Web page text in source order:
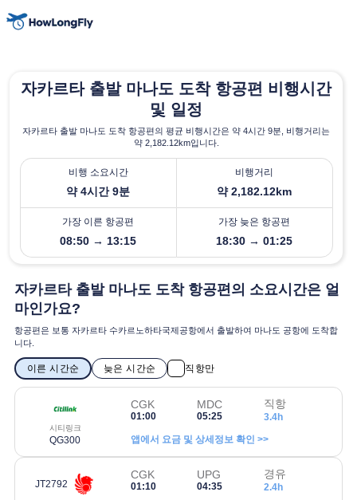
자카르타 출발 마나도 도착 항공편 비행시간
및 일정
자카르타 출발 마나도 도착 항공편의 평균 비행시간은 약 4시간 9분, 비행거리는
약 2,182.12km입니다.
비행 소요시간
약 4시간 9분
비행거리
약 2,182.12km
가장 이른 항공편
08:50 → 13:15
가장 늦은 항공편
18:30 → 01:25
자카르타 출발 마나도 도착 항공편의 소요시간은 얼
마인가요?
항공편은 보통 자카르타 수카르노하타국제공항에서 출발하여 마나도 공항에 도착합
니다.
이른 시간순 늦은 시간순 직항만
시티링크
QG300
CGK
01:00
MDC
05:25
직항
3.4h
앱에서 요금 및 상세정보 확인 >>
JT2792
CGK
01:10
UPG
04:35
경유
2.4h